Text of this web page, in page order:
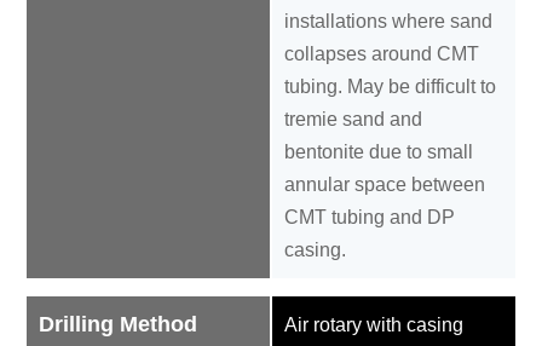
installations where sand
collapses around CMT
tubing. May be difficult to
tremie sand and
bentonite due to small
annular space between
CMT tubing and DP
casing.
Drilling Method
Air rotary with casing